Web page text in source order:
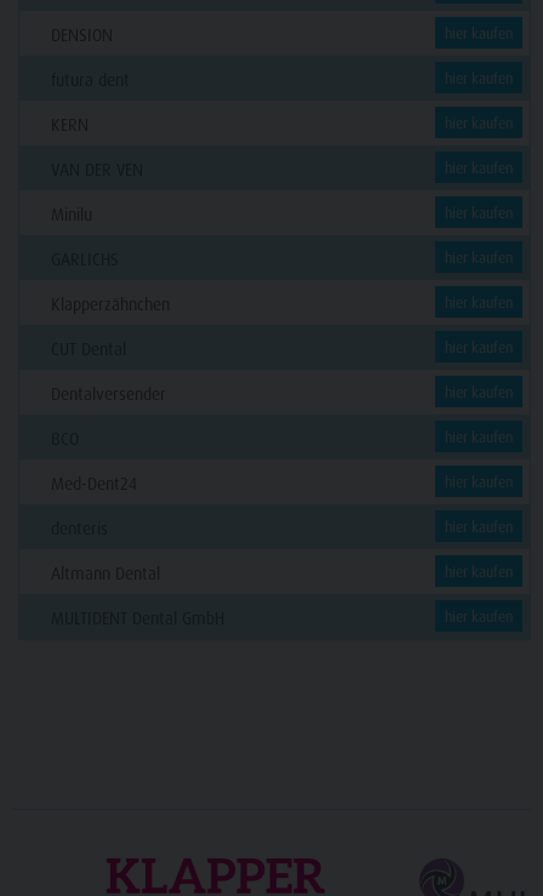
hier kaufen
hier kaufen
hier kaufen
hier kaufen
hier kaufen
hier kaufen
hier kaufen
hier kaufen
hier kaufen
hier kaufen
hier kaufen
hier kaufen
hier kaufen
hier kaufen